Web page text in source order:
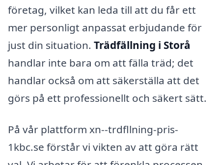
företag, vilket kan leda till att du får ett
mer personligt anpassat erbjudande för
just din situation. Trädfällning i Storå
handlar inte bara om att fälla träd; det
handlar också om att säkerställa att det
görs på ett professionellt och säkert sätt.
På vår plattform xn--trdfllning-pris-
1kbc.se förstår vi vikten av att göra rätt